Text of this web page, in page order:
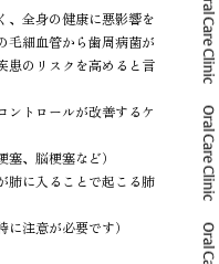
、全身の健康に悪影響を
毛細血管から歯周病菌が
患のリスクを高めると言
ントロールが改善するケ
、脳梗塞など）
肺に入ることで起こる肺
注意が必要です）